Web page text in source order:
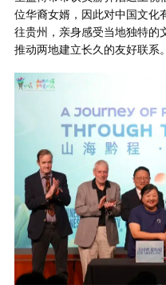
位华裔女婿，因此对中国文化
往贵州，亲身感受当地独特的
推动两地建立长久的友好联系。